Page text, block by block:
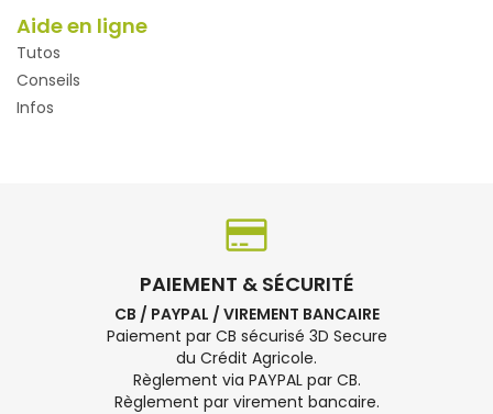
Aide en ligne
Tutos
Conseils
Infos
PAIEMENT & SÉCURITÉ
CB / PAYPAL / VIREMENT BANCAIRE
Paiement par CB sécurisé 3D Secure
du Crédit Agricole.
Règlement via PAYPAL par CB.
Règlement par virement bancaire.